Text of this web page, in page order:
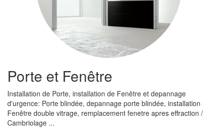
Porte et Fenêtre
Installation de Porte, installation de Fenêtre et depannage
d'urgence: Porte blindée, depannage porte blindée, installation
Fenêtre double vitrage, remplacement fenetre apres effraction /
Cambriolage ...